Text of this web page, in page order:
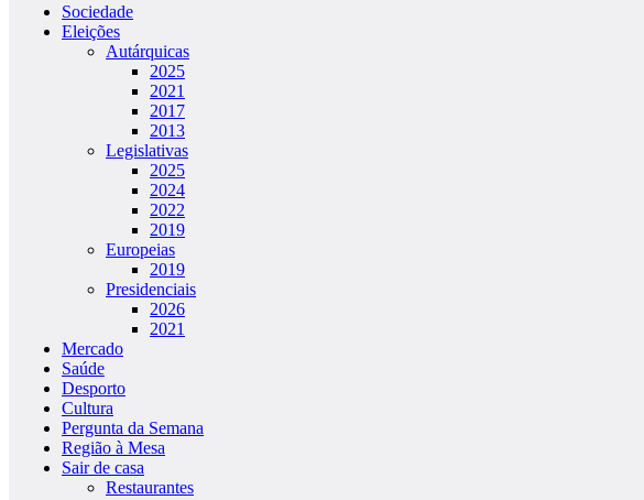
Sociedade
Eleições
Autárquicas
2025
2021
2017
2013
Legislativas
2025
2024
2022
2019
Europeias
2019
Presidenciais
2026
2021
Mercado
Saúde
Desporto
Cultura
Pergunta da Semana
Região à Mesa
Sair de casa
Restaurantes